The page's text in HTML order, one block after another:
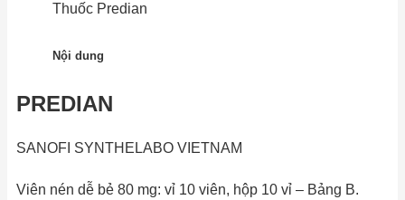
Thuốc Predian
Nội dung
PREDIAN
SANOFI SYNTHELABO VIETNAM
Viên nén dễ bẻ 80 mg: vỉ 10 viên, hộp 10 vỉ – Bảng B.